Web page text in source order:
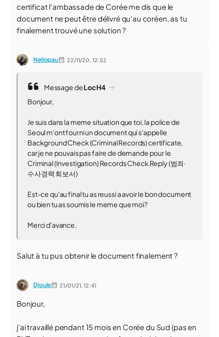
certificat l'ambassade de Corée me dis que le
document ne peut être délivré qu'au coréen, as tu
finalement trouvé une solution ?
Nellopau 22/11/20, 12:52
Message deLocH4
Bonjour,
Je suis dans la meme situation que toi, la police de
Seoul m'ont fourni un document qui s'appelle
Background Check (Criminal Records) certificate,
car je ne pouvais pas faire de demande pour le
Criminal (Investigation) Records Check Reply (범죄·
수사경력 회보서)
Est-ce qu'au final tu as reussi a avoir le bon document
ou bien tu as soumis le meme que moi?
Merci d'avance.
Salut à tu pus obtenir le document finalement ?
Djoule 21/01/21,12:41
Bonjour,
j'ai travaillé pendant 15 mois en Corée du Sud (pas en